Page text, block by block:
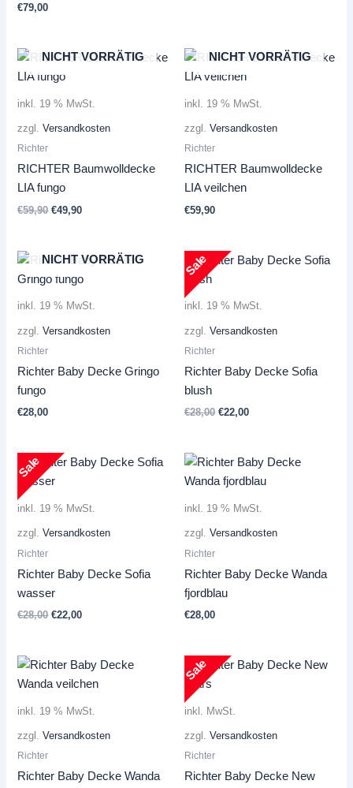
€79,00
NICHT VORRÄTIG
inkl. 19 % MwSt.
zzgl.Versandkosten
Richter
RICHTER Baumwolldecke
LIA fungo
€59,90 Ursprünglicher
€49,90Aktueller
NICHT VORRÄTIG
inkl. 19 % MwSt.
zzgl. Versandkosten
Richter
RICHTER Baumwolldecke
LIA veilchen
€59,90
NICHT VORRÄTIG
inkl. 19 % MwSt.
zzgl.Versandkosten
Richter
Richter Baby Decke Gringo
fungo
€28,00
inkl. 19 % MwSt.
zzgl. Versandkosten
Richter
Richter Baby Decke Sofia
blush
€28,00 Ursprünglicher
€22,00Aktueller
Sale
inkl. 19 % MwSt.
zzgl.Versandkosten
Richter
Richter Baby Decke Sofia
wasser
€28,00 Ursprünglicher
€22,00Aktueller
Sale
inkl. 19 % MwSt.
zzgl. Versandkosten
Richter
Richter Baby Decke Wanda
fjordblau
€28,00
inkl. 19 % MwSt.
zzgl.Versandkosten
Richter
Richter Baby Decke Wanda
inkl. MwSt.
zzgl. Versandkosten
Richter
Richter Baby Decke New
Sale